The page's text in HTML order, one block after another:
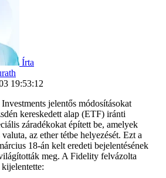
Írta
19:53:12
jelentős módosításokat
kereskedett alap (ETF) iránti
záradékokat épített be, amelyek
az ether tétbe helyezését. Ezt a
18-án kelt eredeti bejelentésének
meg. A Fidelity felvázolta
kijelentette: